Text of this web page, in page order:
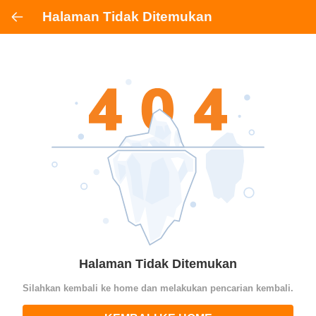
Halaman Tidak Ditemukan
Halaman Tidak Ditemukan
Silahkan kembali ke home dan melakukan pencarian kembali.